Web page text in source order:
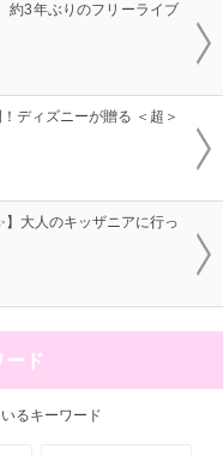
約3年ぶりのフリーライブ
ディズニーが贈る ＜超＞
】大人のキッザニアに行っ
ド
るキーワード